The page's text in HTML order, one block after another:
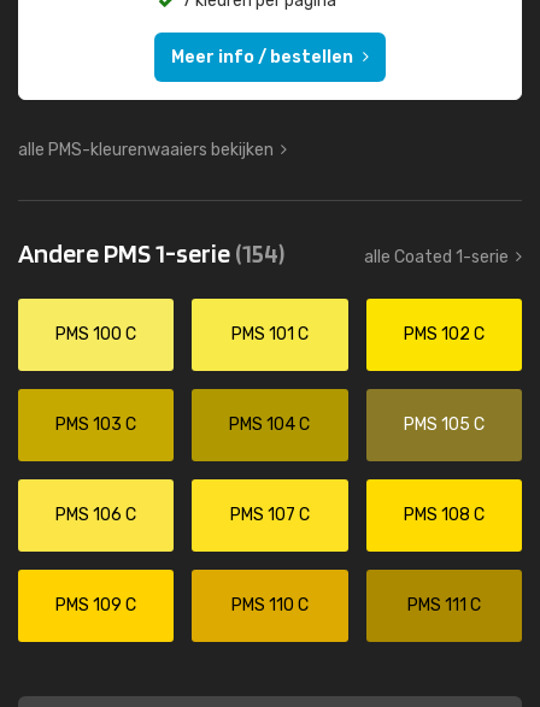
Meer info / bestellen
alle PMS-kleurenwaaiers bekijken
Andere PMS 1-serie(154) alle Coated 1-serie
PMS 100 C PMS 101 C PMS 102 C
PMS 103 C PMS 104 C PMS 105 C
PMS 106 C PMS 107 C PMS 108 C
PMS 109 C PMS 110 C PMS 111 C